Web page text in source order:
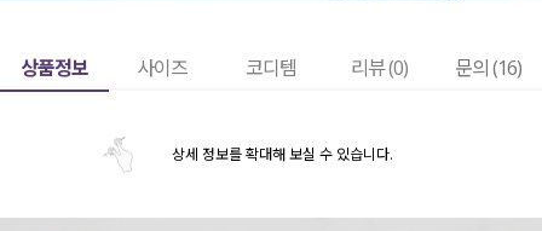
상품정보 사이즈 코디템 리뷰 (0) 문의 (16)
상세 정보를 확대해 보실 수 있습니다.